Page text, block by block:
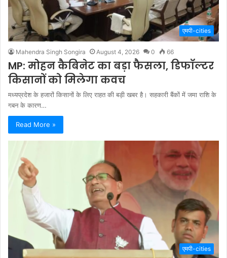
एमपी-cities
Mahendra Singh Songira August 4, 2026 0 66
MP: मोहन कैबिनेट का बड़ा फैसला, डिफॉल्टर
किसानों को मिलेगा कवच
मध्यप्रदेश के हजारों किसानों के लिए राहत की बड़ी खबर है। सहकारी बैंकों में जमा राशि के
गबन के कारण…
Read More »
एमपी-cities